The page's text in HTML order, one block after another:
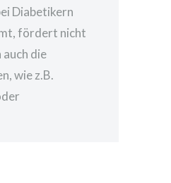
Diabetikern
fördert nicht
die
wie z.B.